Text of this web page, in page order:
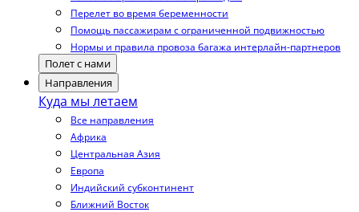
Перелет во время беременности
Помощь пассажирам с ограниченной подвижностью
Нормы и правила провоза багажа интерлайн-партнеров
Полет с нами
Направления
Куда мы летаем
Все направления
Африка
Центральная Азия
Европа
Индийский субконтинент
Ближний Восток